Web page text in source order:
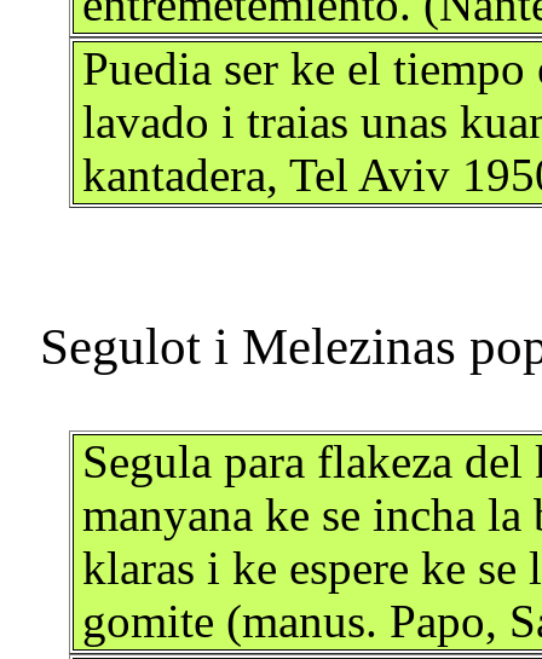
Puedia ser ke el
lavado i traias unas
kantadera, Tel Aviv
Segula para flakeza del
manyana ke se incha la
klaras i ke espere ke
gomite (manus. Papo,